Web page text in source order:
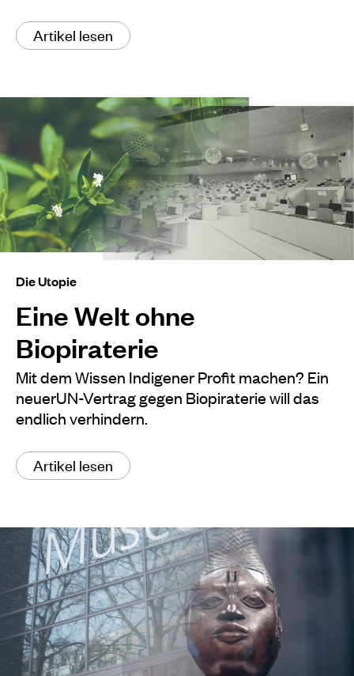
Artikel lesen
Die Utopie
Eine Welt ohne
Biopiraterie
Mit dem Wissen Indigener Profit machen? Ein
neuerUN-Vertrag gegen Biopiraterie will das
endlich verhindern.
Artikel lesen